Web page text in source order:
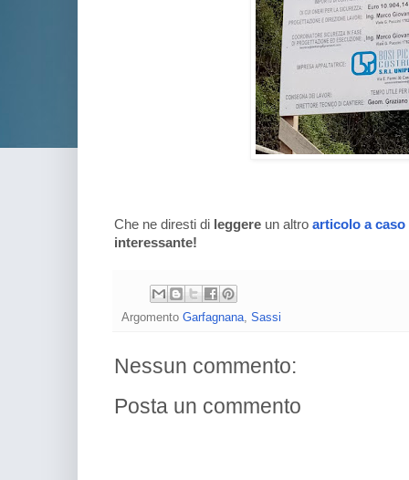
Che ne diresti di leggere un altro articolo a caso
interessante!
Argomento Garfagnana Sassi
Nessun commento:
Posta un commento